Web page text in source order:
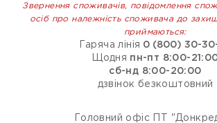
Звернення споживачів, повідомлення
осіб про належність споживача до
приймаються:
Гаряча лінія 0 (800) 30-
Щодня пн-пт 8:00-
сб-нд 8:00-20:00
дзвінок безкоштовний
Головний офіс ПТ